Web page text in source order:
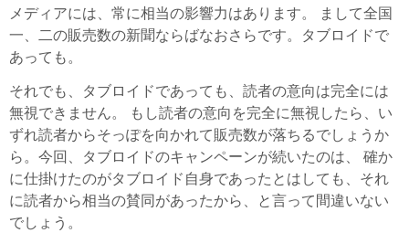
メディアには、常に相当の影響力はあります。 まして全国
一、二の販売数の新聞ならばなおさらです。タブロイドで
あっても。
それでも、タブロイドであっても、読者の意向は完全には
無視できません。 もし読者の意向を完全に無視したら、い
ずれ読者からそっぽを向かれて販売数が落ちるでしょうか
ら。今回、タブロイドのキャンペーンが続いたのは、 確か
に仕掛けたのがタブロイド自身であったとはしても、それ
に読者から相当の賛同があったから、と言って間違いない
でしょう。